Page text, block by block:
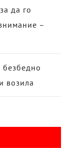
да го
–
возила